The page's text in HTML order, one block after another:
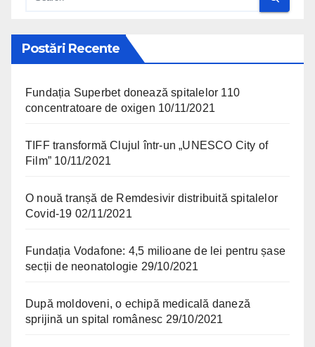
Postări Recente
Fundația Superbet donează spitalelor 110
concentratoare de oxigen 10/11/2021
TIFF transformă Clujul într-un „UNESCO City of
Film” 10/11/2021
O nouă tranșă de Remdesivir distribuită spitalelor
Covid-19 02/11/2021
Fundația Vodafone: 4,5 milioane de lei pentru șase
secții de neonatologie 29/10/2021
După moldoveni, o echipă medicală daneză
sprijină un spital românesc 29/10/2021